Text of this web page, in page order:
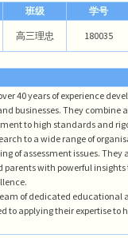
班级 学号
高三理忠 180035
40 years of experience
businesses. They combine
to high standards and
to a wide range of
of assessment issues. They
parents with powerful
of dedicated educational
to applying their expertise to